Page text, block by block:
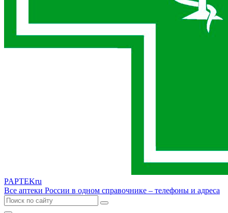
PAPTEKru
Все аптеки России в одном справочнике – телефоны и адреса